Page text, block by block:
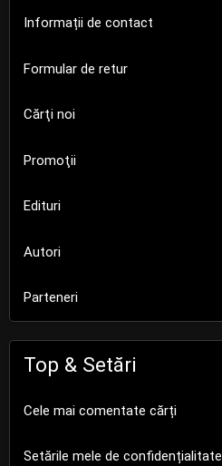
Informații de contact
Formular de retur
Cărţi noi
Promoţii
Edituri
Autori
Parteneri
Top & Setări
Cele mai comentate cărți
Setările mele de confidențialitate